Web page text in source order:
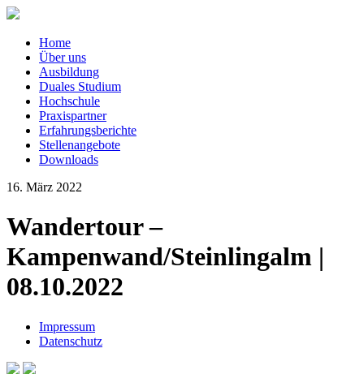
Home
Über uns
Ausbildung
Duales Studium
Hochschule
Praxispartner
Erfahrungsberichte
Stellenangebote
Downloads
16. März 2022
Wandertour –
Kampenwand/Steinlingalm |
08.10.2022
Impressum
Datenschutz